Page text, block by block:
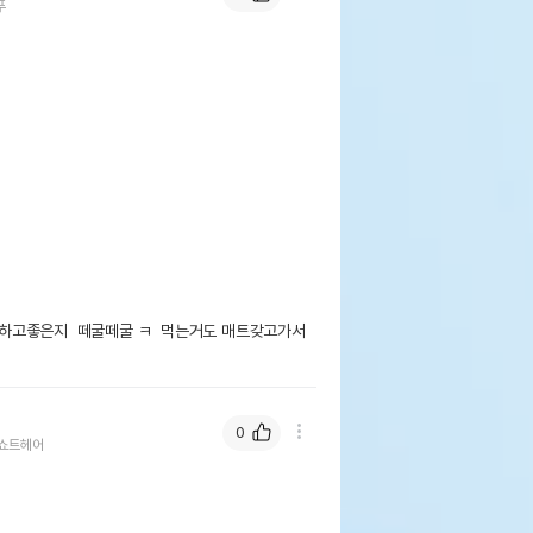
고좋은지  떼굴떼굴 ㅋ  먹는거도 매트갖고가서
트헤어
0